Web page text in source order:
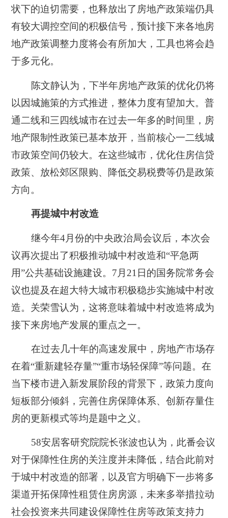
状下的迫切需要，也释放出了房地产政策端仍具
有较大调控空间的积极信号，预计接下来各地房
地产政策调整力度将会有所加大，工具也将会趋
于多元化。
陈文静认为，下半年房地产政策的优化仍将
以因城施策的方式推进，整体力度有望加大。普
通二线和三四线城市在过去一年多的时间里，房
地产限制性政策已基本放开，当前核心一二线城
市政策空间仍较大。在这些城市，优化住房信贷
政策、放松郊区限购、降低交易税费等仍是政策
方向。
再提城中村改造
继今年4月份的中央政治局会议后，本次会
议再次提出了积极推动城中村改造和“平急两
用”公共基础设施建设。7月21日的国务院常务会
议也提及在超大特大城市积极稳步实施城中村改
造。关荣雪认为，这将意味着城中村改造将成为
接下来房地产发展的重点之一。
在过去几十年的高速发展中，房地产市场存
在着“重新建轻存量”“重市场轻保障”等问题。在
当下楼市进入新发展阶段的背景下，政策力度向
短板部分倾斜，完善住房保障体系、创新存量住
房的更新模式等均是题中之义。
58安居客研究院院长张波也认为，此番会议
对于保障性住房的关注度并未降低，结合此前对
于城中村改造的部署，以及官方明确下一步将多
渠道开拓保障性租赁住房房源，未来多举措拉动
社会投资来共同建设保障性住房等政策支持力